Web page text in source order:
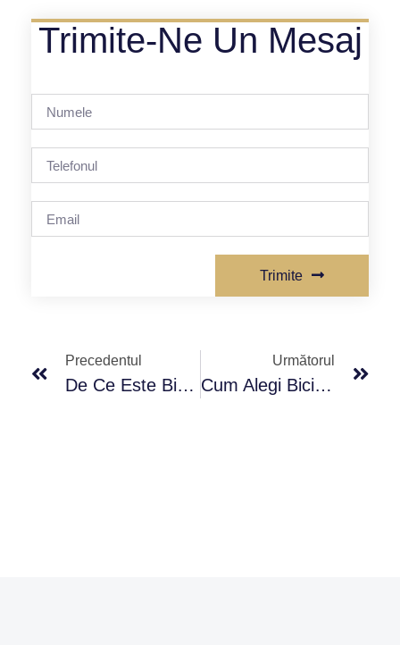
Trimite-Ne Un Mesaj
Trimite
Precedentul
De Ce Este Bine Ca Copilul Tău Să Meargă Pe Bicicletă? 5 Beneficii Pentru Sănătatea Lui
Următorul
Cum Alegi Bicicleta Perfectă În Moldova: Ghidul Complet Pentru 2026